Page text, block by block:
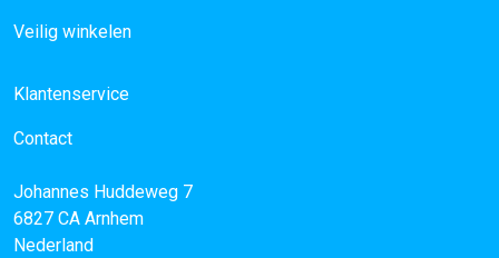
Veilig winkelen
Klantenservice
Contact
Johannes Huddeweg 7
6827 CA Arnhem
Nederland